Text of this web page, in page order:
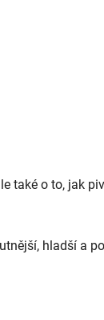
také o to, jak
hladší a